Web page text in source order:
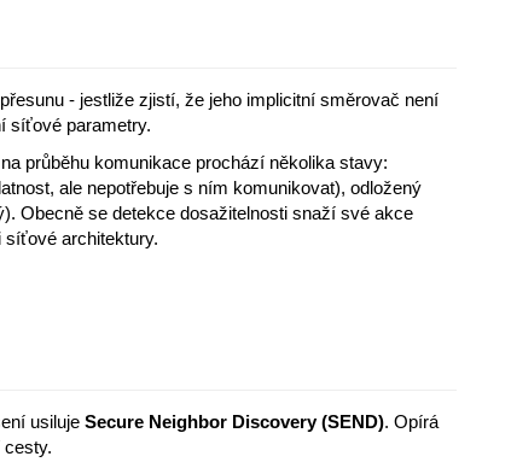
- jestliže zjistí, že jeho implicitní směrovač není
síťové parametry.
průběhu komunikace prochází několika stavy:
ale nepotřebuje s ním komunikovat), odložený
Obecně se detekce dosažitelnosti snaží své akce
architektury.
usiluje Secure Neighbor Discovery (SEND). Opírá